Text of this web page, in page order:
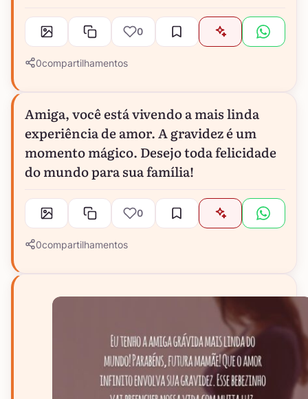
0
0compartilhamentos
Amiga, você está vivendo a mais linda
experiência de amor. A gravidez é um
momento mágico. Desejo toda felicidade
do mundo para sua família!
0
0compartilhamentos